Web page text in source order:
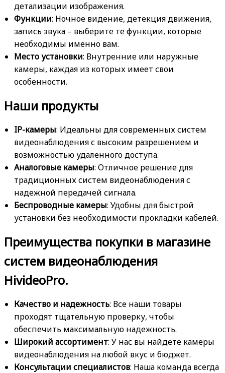
детализации изображения.
Функции: Ночное видение, детекция движения,
запись звука – выберите те функции, которые
необходимы именно вам.
Место установки: Внутренние или наружные
камеры, каждая из которых имеет свои
особенности.
Наши продукты
IP-камеры: Идеальны для современных систем
видеонаблюдения с высоким разрешением и
возможностью удаленного доступа.
Аналоговые камеры: Отличное решение для
традиционных систем видеонаблюдения с
надежной передачей сигнала.
Беспроводные камеры: Удобны для быстрой
установки без необходимости прокладки кабелей.
Преимущества покупки в магазине
систем видеонаблюдения
HivideoPro.
Качество и надежность: Все наши товары
проходят тщательную проверку, чтобы
обеспечить максимальную надежность.
Широкий ассортимент: У нас вы найдете камеры
видеонаблюдения на любой вкус и бюджет.
Консультации специалистов: Наша команда всегда